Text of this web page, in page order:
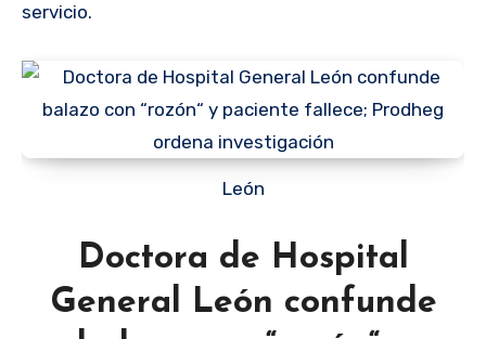
servicio.
León
Doctora de Hospital
General León confunde